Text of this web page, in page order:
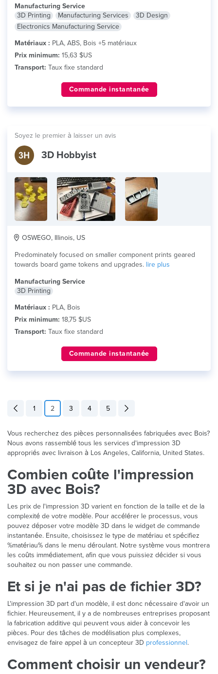
Manufacturing Service
3D Printing
Manufacturing Services
3D Design
Electronics Manufacturing Service
Matériaux : PLA, ABS, Bois +5 matériaux
Prix minimum: 15,63 $US
Transport: Taux fixe standard
Commande instantanée
Soyez le premier à laisser un avis
3D Hobbyist
OSWEGO, Illinois, US
Predominately focused on smaller component prints geared
towards board game tokens and upgrades. lire plus
Manufacturing Service
3D Printing
Matériaux : PLA, Bois
Prix minimum: 18,75 $US
Transport: Taux fixe standard
Commande instantanée
1 2 3 4 5
Vous recherchez des pièces personnalisées fabriquées avec Bois?
Nous avons rassemblé tous les services d'impression 3D
appropriés avec livraison à Los Angeles, California, United States.
Combien coûte l'impression
3D avec Bois?
Les prix de l'impression 3D varient en fonction de la taille et de la
complexité de votre modèle. Pour accélérer le processus, vous
pouvez déposer votre modèle 3D dans le widget de commande
instantanée. Ensuite, choisissez le type de matériau et spécifiez
%matériau% dans le menu déroulant. Notre système vous montrera
les coûts immédiatement, afin que vous puissiez décider si vous
souhaitez ou non passer une commande.
Et si je n'ai pas de fichier 3D?
L'impression 3D part d'un modèle, il est donc nécessaire d'avoir un
fichier. Heureusement, il y a de nombreuses entreprises proposant
la fabrication additive qui peuvent vous aider à concevoir les
pièces. Pour des tâches de modélisation plus complexes,
envisagez de faire appel à un concepteur 3D professionnel.
Comment choisir un vendeur?